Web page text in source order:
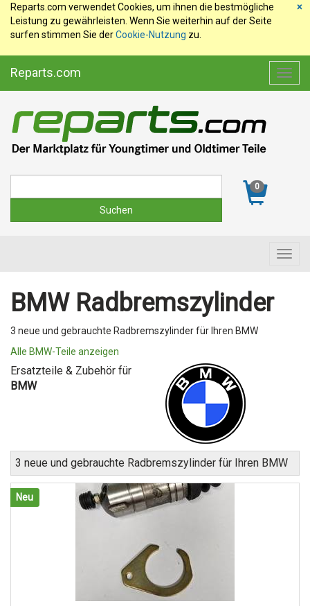
×
Reparts.com verwendet Cookies, um ihnen die bestmögliche
Leistung zu gewährleisten. Wenn Sie weiterhin auf der Seite
surfen stimmen Sie derCookie-Nutzung zu.
Reparts.com
0
BMW Radbremszylinder
3 neue und gebrauchte Radbremszylinder für Ihren BMW
Alle BMW-Teile anzeigen
Ersatzteile & Zubehör für
BMW
3 neue und gebrauchte Radbremszylinder für Ihren BMW
Neu